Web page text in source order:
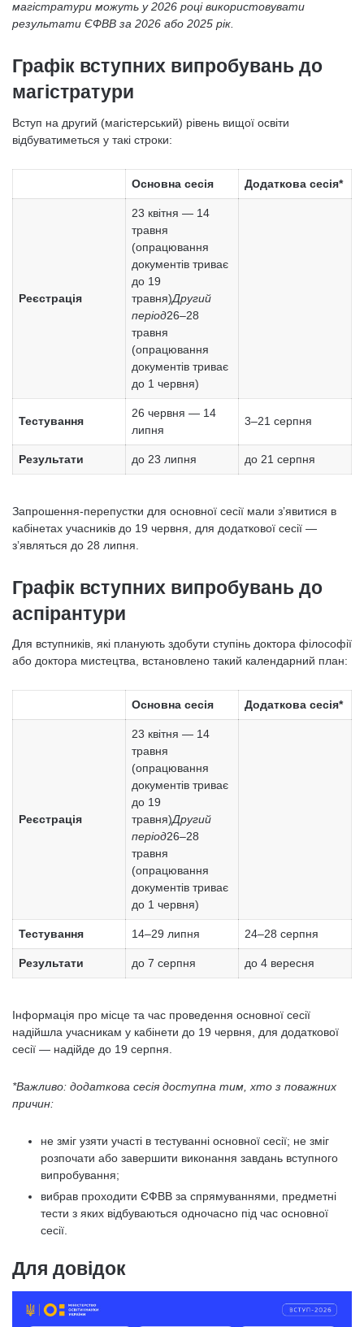
магістратури можуть у 2026 році використовувати
результати ЄФВВ за 2026 або 2025 рік.
Графік вступних випробувань до
магістратури
Вступ на другий (магістерський) рівень вищої освіти
відбуватиметься у такі строки:
Основна сесія Додаткова сесія*
Реєстрація
23 квітня — 14
травня
(опрацювання
документів триває
до 19
травня)Другий
період26–28
травня
(опрацювання
документів триває
до 1 червня)
Тестування
26 червня — 14
липня
3–21 серпня
Результати до 23 липня до 21 серпня
Запрошення-перепустки для основної сесії мали зʼявитися в
кабінетах учасників до 19 червня, для додаткової сесії —
зʼявляться до 28 липня.
Графік вступних випробувань до
аспірантури
Для вступників, які планують здобути ступінь доктора філософії
або доктора мистецтва, встановлено такий календарний план:
Основна сесія Додаткова сесія*
Реєстрація
23 квітня — 14
травня
(опрацювання
документів триває
до 19
травня)Другий
період26–28
травня
(опрацювання
документів триває
до 1 червня)
Тестування 14–29 липня 24–28 серпня
Результати до 7 серпня до 4 вересня
Інформація про місце та час проведення основної сесії
надійшла учасникам у кабінети до 19 червня, для додаткової
сесії — надійде до 19 серпня.
*Важливо: додаткова сесія доступна тим, хто з поважних
причин:
⁠не зміг узяти участі в тестуванні основної сесії; не зміг
розпочати або завершити виконання завдань вступного
випробування;
⁠вибрав проходити ЄФВВ за спрямуваннями, предметні
тести з яких відбуваються одночасно під час основної
сесії.
Для довідок